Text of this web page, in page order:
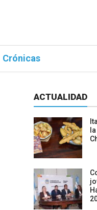
Crónicas
ACTUALIDAD